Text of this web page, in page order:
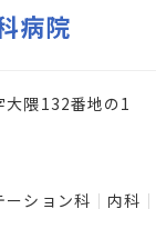
病院
大隈132番地の1
ーション科 内科